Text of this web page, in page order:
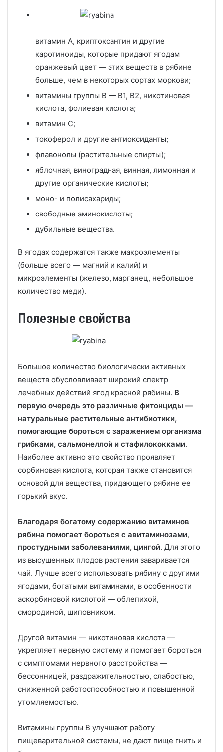
витамин А, криптоксантин и другие
каротиноиды, которые придают ягодам
оранжевый цвет — этих веществ в рябине
больше, чем в некоторых сортах моркови;
витамины группы B — B1, B2, никотиновая
кислота, фолиевая кислота;
витамин C;
токоферол и другие антиоксиданты;
флавонолы (растительные спирты);
яблочная, виноградная, винная, лимонная и
другие органические кислоты;
моно- и полисахариды;
свободные аминокислоты;
дубильные вещества.
В ягодах содержатся также макроэлементы
(больше всего — магний и калий) и
микроэлементы (железо, марганец, небольшое
количество меди).
Полезные свойства
Большое количество биологически активных
веществ обусловливает широкий спектр
лечебных действий ягод красной рябины. В
первую очередь это различные фитонциды —
натуральные растительные антибиотики,
помогающие бороться с заражением организма
грибками, сальмонеллой и стафилококками.
Наиболее активно это свойство проявляет
сорбиновая кислота, которая также становится
основой для вещества, придающего рябине ее
горький вкус.
Благодаря богатому содержанию витаминов
рябина помогает бороться с авитаминозами,
простудными заболеваниями, цингой. Для этого
из высушенных плодов растения заваривается
чай. Лучше всего использовать рябину с другими
ягодами, богатыми витаминами, в особенности
аскорбиновой кислотой — облепихой,
смородиной, шиповником.
Другой витамин — никотиновая кислота —
укрепляет нервную систему и помогает бороться
с симптомами нервного расстройства —
бессонницей, раздражительностью, слабостью,
сниженной работоспособностью и повышенной
утомляемостью.
Витамины группы B улучшают работу
пищеварительной системы, не дают пище гнить и